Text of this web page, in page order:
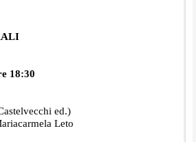
18:30
ed.)
Leto